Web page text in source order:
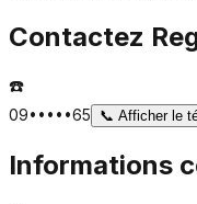
Contactez
☎️
09•••••65 📞 Afficher le
Informations